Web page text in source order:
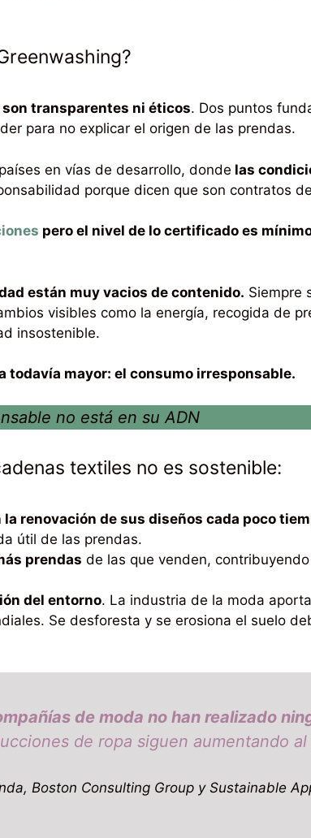
son transparentes ni éticos. Dos puntos
para no explicar el origen de las prendas.
en vías de desarrollo, donde las
porque dicen que son contratos
pero el nivel de lo certificado es
están muy vacios de contenido. Siempre
visibles como la energía, recogida de
insostenible.
todavía mayor: el consumo irresponsable.
no está en su ADN
textiles no es sostenible:
la renovación de sus diseños cada poco
útil de las prendas.
prendas de las que venden,
del entorno. La industria de la moda
Se desforesta y se erosiona el suelo
de moda no han realizado
de ropa siguen aumentando
Boston Consulting Group y Sustainable